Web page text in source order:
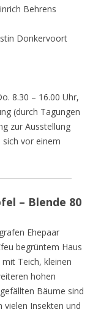
Behrens
Donkervoort
8.30 – 16.00 Uhr,
(durch Tagungen
zur Ausstellung
vor einem
– Blende 80
Ehepaar
begrüntem Haus
Teich, kleinen
hohen
Bäume sind
vielen Insekten und